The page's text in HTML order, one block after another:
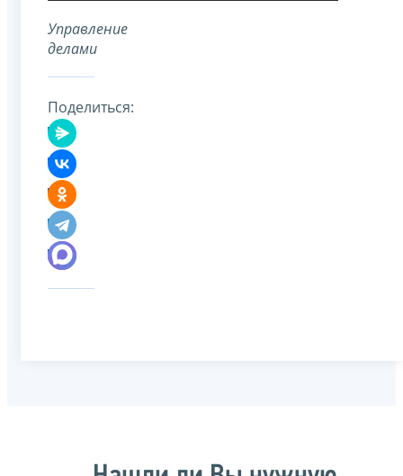
Управление
делами
Поделиться: